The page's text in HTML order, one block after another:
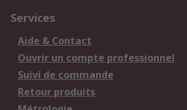
Services
Aide & Contact
Ouvrir un compte professionnel
Suivi de commande
Retour produits